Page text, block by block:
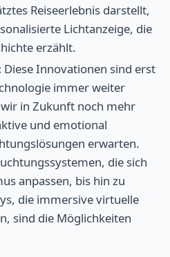
Reiseerlebnis darstellt,
Lichtanzeige, die
erzählt.
Diese Innovationen sind erst
immer weiter
in Zukunft noch mehr
und emotional
erwarten.
die sich
anpassen, bis hin zu
die immersive virtuelle
sind die Möglichkeiten